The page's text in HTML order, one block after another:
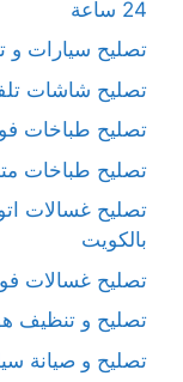
24 ساعة
تصليح سيارات و
تصليح شاشات
تصليح طباخات
تصليح طباخات
تصليح غسالات
بالكويت
تصليح غسالات
تصليح و تنظيف
تصليح و صيانة